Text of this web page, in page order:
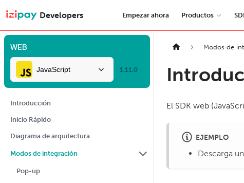
Developers Empezar ahora Productos
WEB
JavaScript 1.11.0
Introducción
Inicio Rápido
Diagrama de arquitectura
Modos de integración
Pop-up
Modos de
El SDK web
EJEMPLO
Descarga